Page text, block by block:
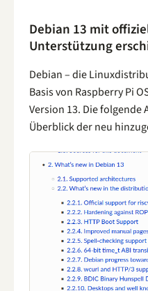
Debian 13 mit
Unterstützung
Debian – die
Basis von Raspberry Pi
Version 13. Die
Überblick der neu